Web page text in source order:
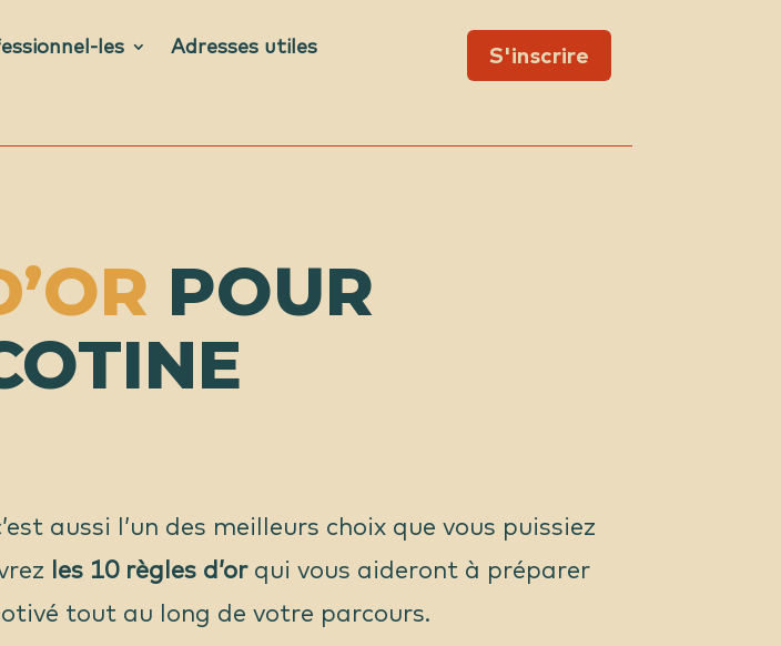
les Adresses utiles S'inscrire
POUR
aussi l’un des meilleurs choix que vous puissiez
les 10 règles d’orqui vous aideront à préparer
tout au long de votre parcours.